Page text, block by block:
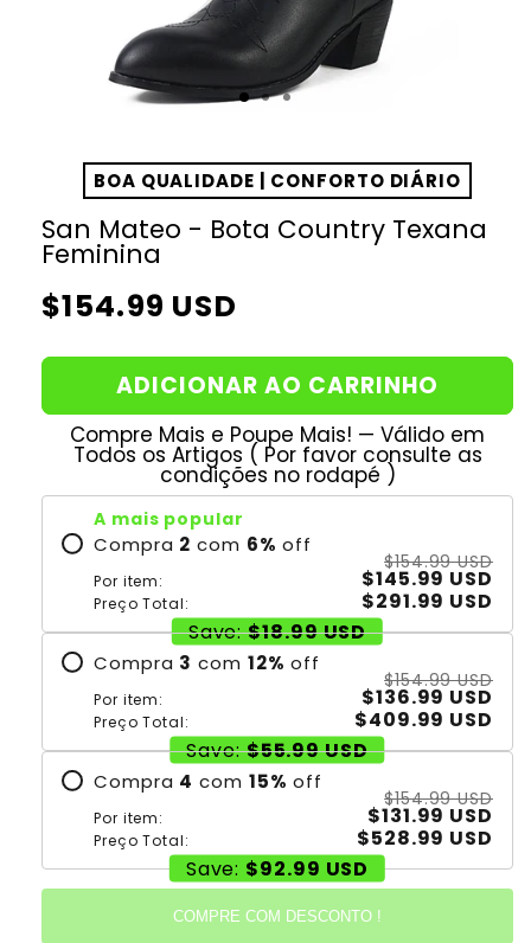
BOA QUALIDADE | CONFORTO DIÁRIO
San Mateo - Bota Country Texana
Feminina
Preço
$154.99 USD
ADICIONAR AO CARRINHO
Compre Mais e Poupe Mais! — Válido em
Todos os Artigos ( Por favor consulte as
condições no rodapé )
A mais popular
Compra 2 com 6% off
Por item:
$154.99 USD
$145.99 USD
Preço Total:
$291.99 USD
Save: $18.99 USD
Compra 3 com 12% off
Por item:
$154.99 USD
$136.99 USD
Preço Total:
$409.99 USD
Save: $55.99 USD
Compra 4 com 15% off
Por item:
$154.99 USD
$131.99 USD
Preço Total:
$528.99 USD
Save: $92.99 USD
COMPRE COM DESCONTO !